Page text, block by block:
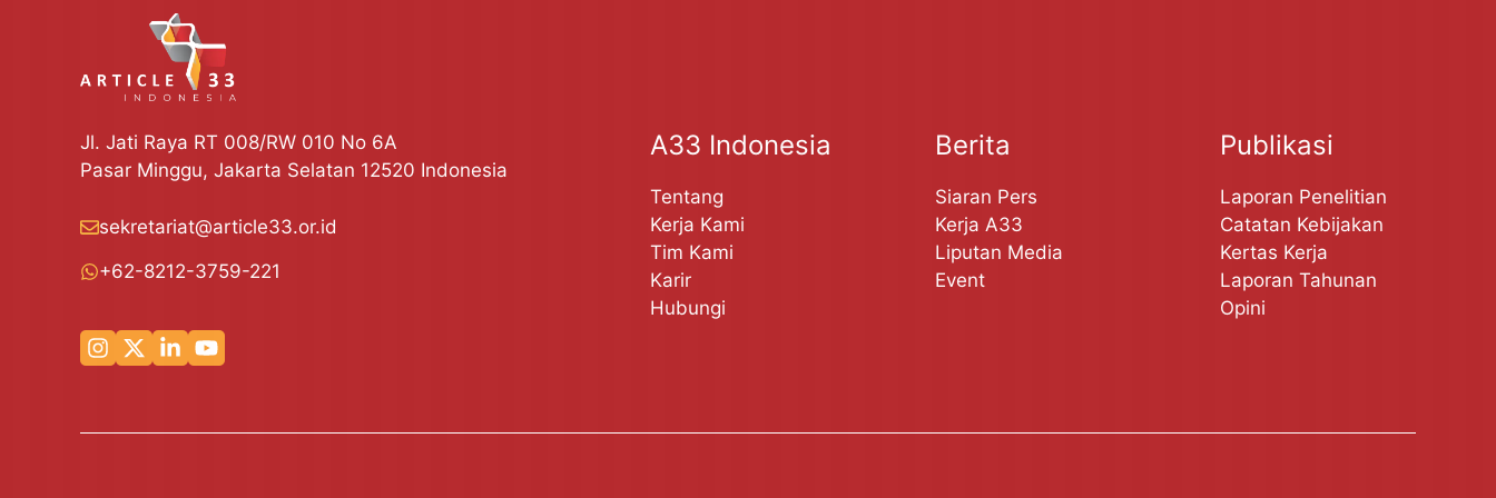
Jl. Jati Raya RT 008/RW 010 No 6A
Pasar Minggu, Jakarta Selatan 12520 Indonesia
sekretariat@article33.or.id
+62-8212-3759-221
A33 Indonesia
Tentang
Kerja Kami
Tim Kami
Karir
Hubungi
Berita
Siaran Pers
Kerja A33
Liputan Media
Event
Publikasi
Laporan Penelitian
Catatan Kebijakan
Kertas Kerja
Laporan Tahunan
Opini